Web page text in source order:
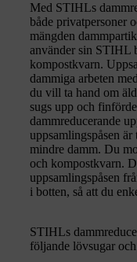
Med STIHLs
både privatpersoner
mängden
använder sin STIHL
kompostkvarn.
dammiga arbeten
du vill ta hand om
sugs upp och
dammreducerande
uppsamlingspåsen
mindre damm. Du
och kompostkvarn.
uppsamlingspåsen
i botten, så att du
STIHLs
följande lövsugar